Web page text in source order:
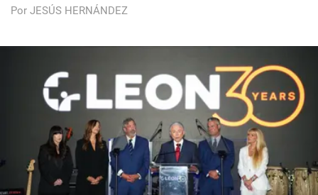
Por JESÚS HERNÁNDEZ